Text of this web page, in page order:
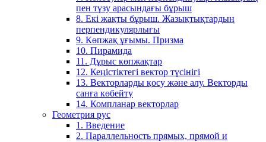
пен түзу арасындағы бұрыш
8. Екі жақты бұрыш. Жазықтықтардың
перпендикулярлығы
9. Көпжақ ұғымы. Призма
10. Пирамида
11. Дұрыс көпжақтар
12. Кеңістіктегі вектор түсінігі
13. Векторларды қосу және алу. Векторды
санға көбейту
14. Компланар векторлар
Геометрия рус
1. Введение
2. Параллельность прямых, прямой и